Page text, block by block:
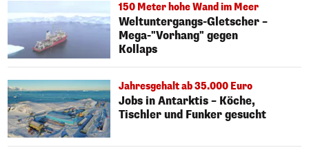
150 Meter hohe Wand im Meer
Weltuntergangs-Gletscher –
Mega-"Vorhang" gegen
Kollaps
Jahresgehalt ab 35.000 Euro
Jobs in Antarktis – Köche,
Tischler und Funker gesucht